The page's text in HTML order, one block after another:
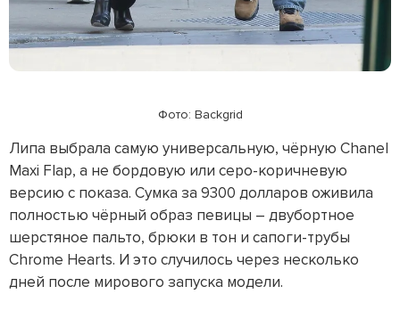
Фото: Backgrid
Липа выбрала самую универсальную, чёрную Chanel
Maxi Flap, а не бордовую или серо-коричневую
версию с показа. Сумка за 9300 долларов оживила
полностью чёрный образ певицы – двубортное
шерстяное пальто, брюки в тон и сапоги-трубы
Chrome Hearts. И это случилось через несколько
дней после мирового запуска модели.